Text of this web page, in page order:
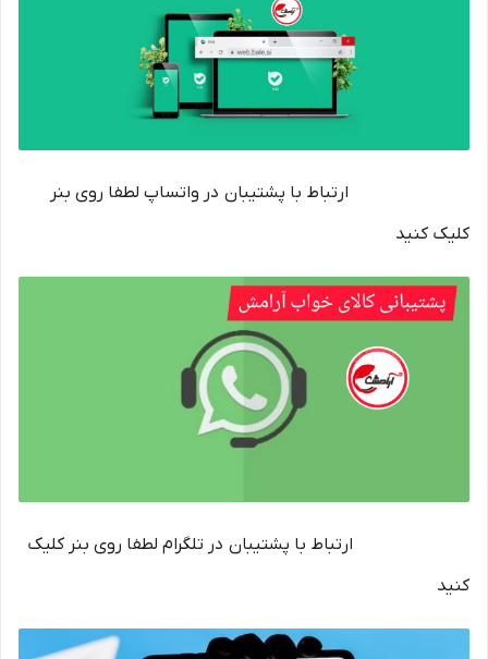
ارتباط با پشتیبان در واتساپ لطفا روی بنر
کلیک کنید
ارتباط با پشتیبان در تلگرام لطفا روی بنر کلیک
کنید